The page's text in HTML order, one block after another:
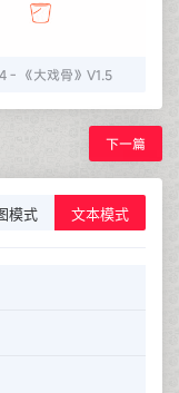
- 《大戏骨》V1.5
下一篇
模式 文本模式